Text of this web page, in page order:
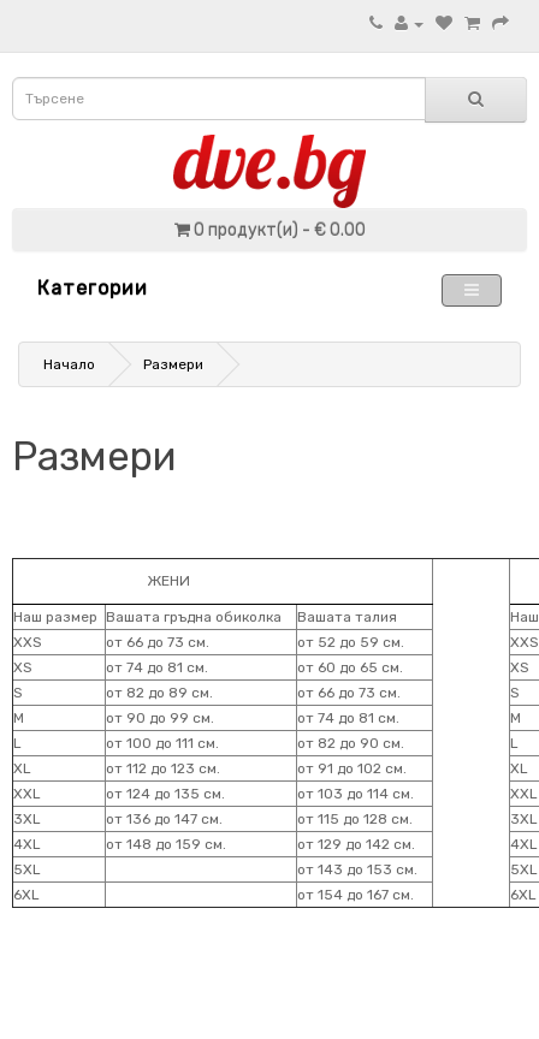
0 продукт(и) - € 0.00
Категории
Начало Размери
Размери
ЖЕНИ
Наш размер Вашата гръдна обиколка Вашата талия
XXS
от 66 до 73 см. от 52 до 59 см.
XXS
XS
от 74 до 81 см. от 60 до 65 см.
XS
S
от 82 до 89 см. от 66 до 73 см.
S
M
от 90 до 99 см. от 74 до 81 см.
M
L
от 100 до 111 см. от 82 до 90 см.
L
XL
от 112 до 123 см. от 91 до 102 см.
XL
XXL
от 124 до 135 см. от 103 до 114 см.
XXL
3XL
от 136 до 147 см. от 115 до 128 см.
3XL
4XL
от 148 до 159 см. от 129 до 142 см.
4XL
5XL
от 143 до 153 см.
5XL
6XL
от 154 до 167 см. 6XL